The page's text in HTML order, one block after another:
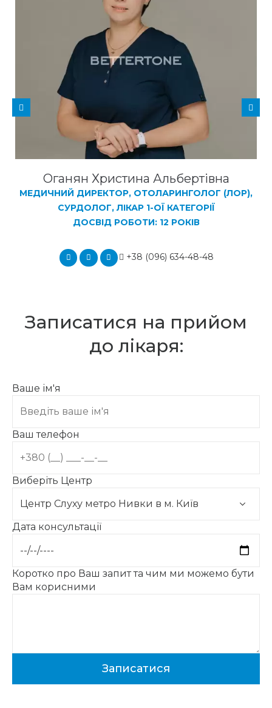
Оганян Христина Альбертівна
МЕДИЧНИЙ ДИРЕКТОР, ОТОЛАРИНГОЛОГ (ЛОР),
СУРДОЛОГ, ЛІКАР 1-ОЇ КАТЕГОРІЇ
ДОСВІД РОБОТИ: 12 РОКІВ
+38 (096) 634-48-48
Записатися на прийом
до лікаря:
Ваше ім'я
Ваш телефон
Виберіть Центр
Дата консультації
Коротко про Ваш запит та чим ми можемо бути
Вам корисними